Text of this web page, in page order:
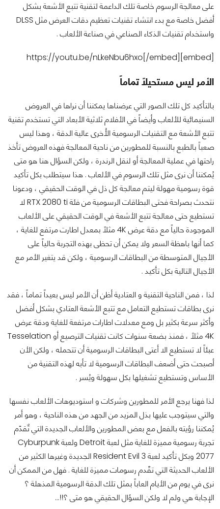
على معالجة الرسوم خاصة تلك الداعمة لتقنية تتبع الأشعة بشكل
أفضل خاصة مع بدء انتشاء تقنيات تعظيم دقات العرض مثل DLSS
واستخدام تقنيات الذكاء الصناعي في صناعة الألعاب .
الأمر ليس مستحيلاً تماماً
بالتأكيد كل تلك الصور التي عرضناها يمكننا أن نراها في العروض
السنيمائية للألعاب وأيضاً في الأفلام ثلاثية الأبعاد التي تستخدم تقنية
تتبع الأشعة مع التقنيات الرسومية الأُخرى عالية الدقة ، وهذا ليس
صعباً بالطبع بالنسبة للمطورين من ناحية المعالجة فهذه العروض تأخذ
راحتها في عملية المعالجة أو لنقل الرندرة ، ولكن السؤال هنا هو متى
يُمكننا أن نرى مثل تلك الرسوم في الألعاب . هذا سيتطلب بكل تأكيد
قوة رسومية مهولة ليتم معالجة كل ذل في الوقت الحقيقي ، ودعونا
نتحدث بصراحة فحتى البطاقات الرسومية من فئة RTX 2080 ti لا
تستطيع حتى معالجة تتبع الأشعة في الوقت الحقيقي على الألعاب
الموجودة حالياً مع دقة عرض 4K مثلاً بمعدل اطارت مرتفع للغاية ،
كما أنها باهظة السعر ولا يمكن أن تحظى بهذه التجربة حالياً على
الأجيال المتوسطة من البطاقات الرسومية ، ولكن قد يتغير الأمر مع
الأجيال التالية بكل تأكيد .
لذا ، فمن الناحية التقنية و العتادية أظن أن الأمر ليس بعيداً تماماً ، فقد
نرى بطاقات تستطيع التعامل مع تتبع الأشعة العتادي بشكل أفضل
وأكثر سرعة بكثير بل ومع معدلات اطارات مرتفعة للغاية ودقة عرض
4K مثلاً ، فمنذ بضعة سنوات كانت تقنيات الترصيع أو Tesselation
عبئاً لا تستطيع الا أعتى البطاقات الرسومية أن تتحمله ، ولكن الأن
أصبحت حتى أضعف البطاقات الرسومية لا تأبه لهذه التقنية من
الأساس وتستطيع تشغيلها بكل سهولة ويُسر .
لذا فهنا يرجع الأمر للمطورين وشركات و استوديوهات الألعاب نفسها
والتي سيتوجب عليها بذل المزيد من الجهد من هذه الناحية ، وهو أمر
يُمكننا رؤيته بالفعل مع بعض المطورين والألعاب الجديدة التي تٌقدّم
تجربة رسومية مميزة للغاية مثل لعبة Detroit ولعبة Cyburpunk
2077 وبكل تأكيد لعبة Resident Evil 3 الجديدة وغيرها الكثير من
الألعاب الحديثة التي تقّدم رسومات مميزة للغاية . فهل من الممكن أن
نرى في يوم من الأيام العاباً بمثل تلك الدقة الرسومية المذهلة ؟
الإجابة هي ولم لا ولكن السؤال الحقيقي هو متى ؟!!...